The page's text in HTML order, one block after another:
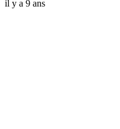
il y a 9 ans